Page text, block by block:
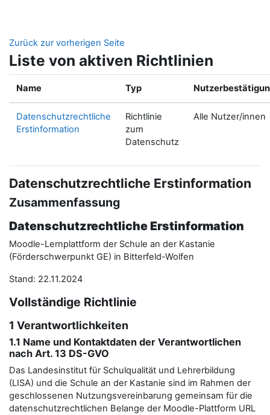
Zurück zur vorherigen Seite
Liste von aktiven Richtlinien
Name Typ
Datenschutzrechtliche
Erstinformation
Richtlinie
zum
Datenschutz
Alle Nutzer/innen
Datenschutzrechtliche Erstinformation
Zusammenfassung
Datenschutzrechtliche Erstinformation
Moodle-Lernplattform der Schule an der Kastanie
(Förderschwerpunkt GE) in Bitterfeld-Wolfen
Stand: 22.11.2024
Vollständige Richtlinie
1 Verantwortlichkeiten
1.1 Name und Kontaktdaten der Verantwortlichen
nach Art. 13 DS-GVO
Das Landesinstitut für Schulqualität und Lehrerbildung
(LISA) und die Schule an der Kastanie sind im Rahmen der
geschlossenen Nutzungsvereinbarung gemeinsam für die
datenschutzrechtlichen Belange der Moodle-Plattform URL